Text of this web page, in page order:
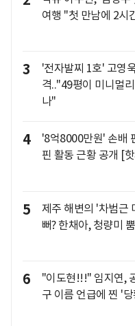
여행 "첫 만남에 2시
3
'전자발찌 1호' 고영
격.."49평이 미니멀
나"
4
'8억8000만원' 손배
핀 활동 근황 공개 [
5
제주 해변의 '차범근
뻐? 한채아, 청량미
6
"이도현!!!" 임지연,
구 이름 언급에 찐 '